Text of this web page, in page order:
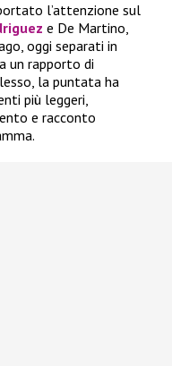
l’attenzione sul
e De Martino,
oggi separati in
un rapporto di
la puntata ha
più leggeri,
e racconto